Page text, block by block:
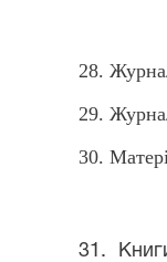
28.
29.
30.
31.